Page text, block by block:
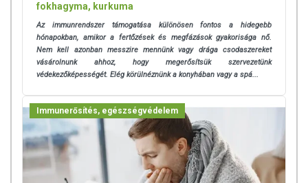
fokhagyma, kurkuma
Az immunrendszer támogatása különösen fontos a hidegebb
hónapokban, amikor a fertőzések és megfázások gyakorisága nő.
Nem kell azonban messzire mennünk vagy drága csodaszereket
vásárolnunk ahhoz, hogy megerősítsük szervezetünk
védekezőképességét. Elég körülnéznünk a konyhában vagy a spá...
Immunerősítés, egészségvédelem